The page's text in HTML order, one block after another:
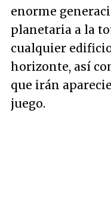
enorme
planetaria a la
cualquier
horizonte, así
que irán
juego.